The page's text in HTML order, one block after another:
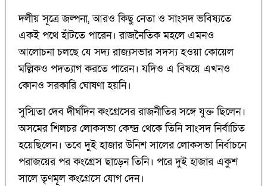
দলীয় সূত্রে জল্পনা, আরও কিছু নেতা ও সাংসদ ভবিষ্যতে
একই পথে হাঁটতে পারেন। রাজনৈতিক মহলে এমনও
আলোচনা চলছে যে সদ্য রাজ্যসভার সদস্য হওয়া কোয়েল
মল্লিকও পদত্যাগ করতে পারেন। যদিও এ বিষয়ে এখনও
কোনও সরকারি ঘোষণা হয়নি।
সুস্মিতা দেব দীর্ঘদিন কংগ্রেসের রাজনীতির সঙ্গে যুক্ত ছিলেন।
অসমের শিলচর লোকসভা কেন্দ্র থেকে তিনি সাংসদ নির্বাচিত
হয়েছিলেন। তবে দুই হাজার উনিশ সালের লোকসভা নির্বাচনে
পরাজয়ের পর কংগ্রেস ছাড়েন তিনি। পরে দুই হাজার একুশ
সালে তৃণমূল কংগ্রেসে যোগ দেন।